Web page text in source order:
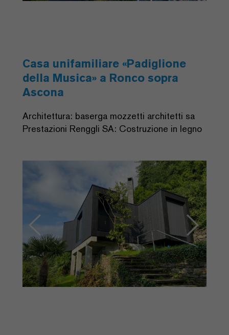
Casa unifamiliare «Padiglione
della Musica» a Ronco sopra
Ascona
Architettura: baserga mozzetti architetti sa
Prestazioni Renggli SA: Costruzione in legno
Next